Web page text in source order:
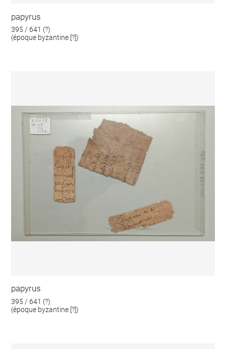
papyrus
395 / 641 (?)
(époque byzantine [?])
papyrus
395 / 641 (?)
(époque byzantine [?])